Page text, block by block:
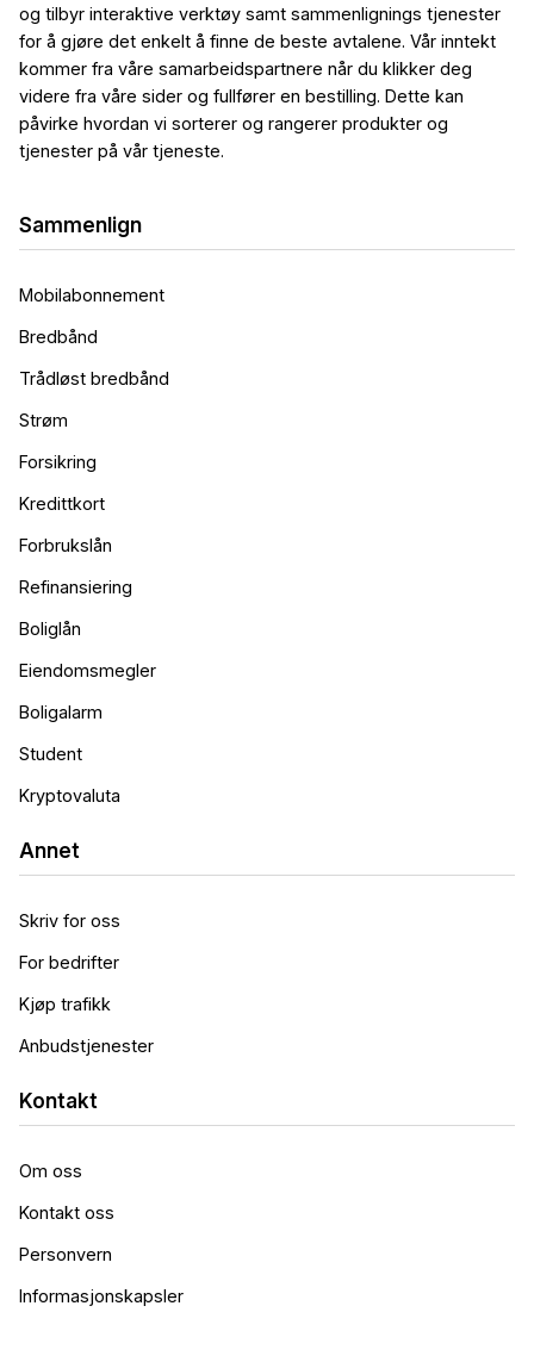
og tilbyr interaktive verktøy samt sammenlignings tjenester
for å gjøre det enkelt å finne de beste avtalene. Vår inntekt
kommer fra våre samarbeidspartnere når du klikker deg
videre fra våre sider og fullfører en bestilling. Dette kan
påvirke hvordan vi sorterer og rangerer produkter og
tjenester på vår tjeneste.
Sammenlign
Mobilabonnement
Bredbånd
Trådløst bredbånd
Strøm
Forsikring
Kredittkort
Forbrukslån
Refinansiering
Boliglån
Eiendomsmegler
Boligalarm
Student
Kryptovaluta
Annet
Skriv for oss
For bedrifter
Kjøp trafikk
Anbudstjenester
Kontakt
Om oss
Kontakt oss
Personvern
Informasjonskapsler